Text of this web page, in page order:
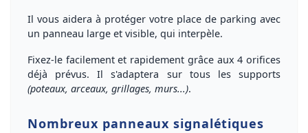
Il vous aidera à protéger votre place de parking avec
un panneau large et visible, qui interpèle.
Fixez-le facilement et rapidement grâce aux4 orifices
déjà prévus. Il s'adaptera sur tous les supports
(poteaux, arceaux, grillages, murs...).
Nombreux panneaux signalétiques